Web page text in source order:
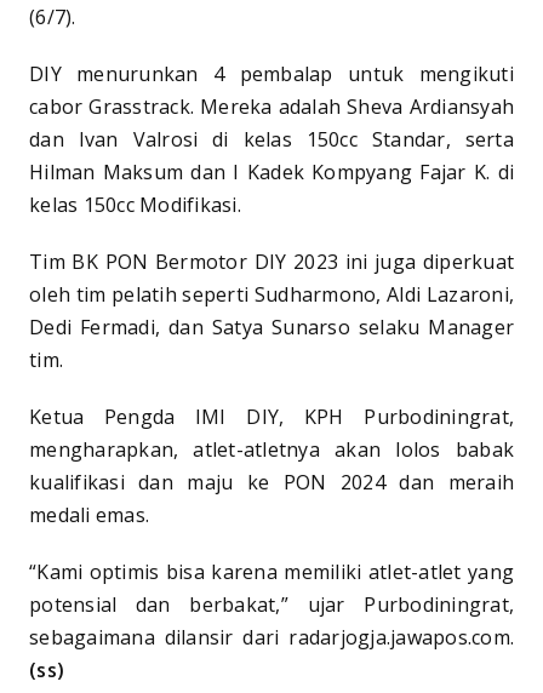
(6/7).
DIY menurunkan 4 pembalap untuk mengikuti
cabor Grasstrack. Mereka adalah Sheva Ardiansyah
dan Ivan Valrosi di kelas 150cc Standar, serta
Hilman Maksum dan I Kadek Kompyang Fajar K. di
kelas 150cc Modifikasi.
Tim BK PON Bermotor DIY 2023 ini juga diperkuat
oleh tim pelatih seperti Sudharmono, Aldi Lazaroni,
Dedi Fermadi, dan Satya Sunarso selaku Manager
tim.
Ketua Pengda IMI DIY, KPH Purbodiningrat,
mengharapkan, atlet-atletnya akan lolos babak
kualifikasi dan maju ke PON 2024 dan meraih
medali emas.
“Kami optimis bisa karena memiliki atlet-atlet yang
potensial dan berbakat,” ujar Purbodiningrat,
sebagaimana dilansir dari radarjogja.jawapos.com.
(ss)